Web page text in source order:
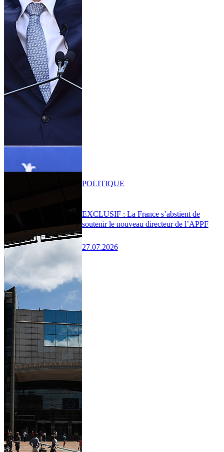
EXCLUSIF : La France s’abstient de
soutenir le nouveau directeur de l’APPF
27.07.2026
POLITIQUE